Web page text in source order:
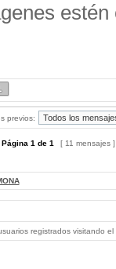
previos:
Página 1 de 1 [ 11 mensajes
registrados visitando